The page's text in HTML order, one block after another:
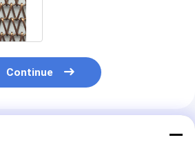
Continue